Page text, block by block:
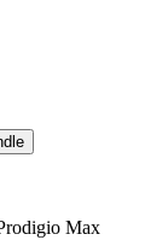
Max